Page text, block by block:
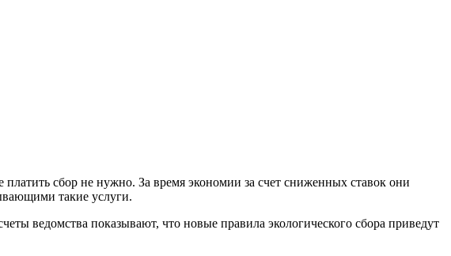
платить сбор не нужно. За время экономии за счет сниженных ставок они
такие услуги.
ведомства показывают, что новые правила экологического сбора приведут